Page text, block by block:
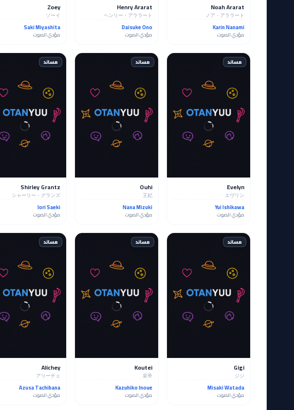
Noah Ararat
ノア・アララート
Karin Nanami
مؤدي الصوت
Henry Ararat
ヘンリー・アララート
Daisuke Ono
مؤدي الصوت
Zoey
ゾーイ
Saki Miyashita
مؤدي الصوت
مساند
Evelyn
エヴリン
Yui Ishikawa
مؤدي الصوت
مساند
Ouhi
王妃
Nana Mizuki
مؤدي الصوت
مساند
Shirley Grantz
シャーリー・グランズ
Iori Saeki
مؤدي الصوت
مساند
Gigi
ジジ
Misaki Watada
مؤدي الصوت
مساند
Koutei
皇帝
Kazuhiko Inoue
مؤدي الصوت
مساند
Alichey
アリーチェ
Azusa Tachibana
مؤدي الصوت